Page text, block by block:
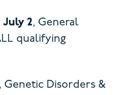
July 2, General
qualifying
, Genetic Disorders &